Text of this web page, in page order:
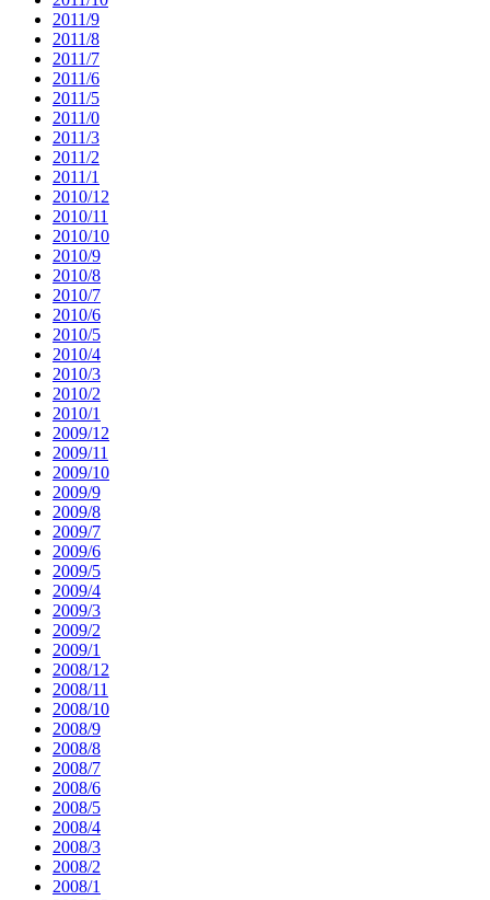
2011/9
2011/8
2011/7
2011/6
2011/5
2011/0
2011/3
2011/2
2011/1
2010/12
2010/11
2010/10
2010/9
2010/8
2010/7
2010/6
2010/5
2010/4
2010/3
2010/2
2010/1
2009/12
2009/11
2009/10
2009/9
2009/8
2009/7
2009/6
2009/5
2009/4
2009/3
2009/2
2009/1
2008/12
2008/11
2008/10
2008/9
2008/8
2008/7
2008/6
2008/5
2008/4
2008/3
2008/2
2008/1